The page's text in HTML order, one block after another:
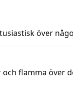
över
flamma över